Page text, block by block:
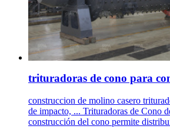
trituradoras de cono para
construccion de molino casero
de impacto, ... Trituradoras de Cono
construcción del cono permite